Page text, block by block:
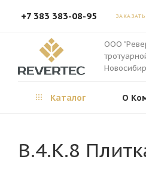
+7 383 383-08-95
ООО
Каталог О
В.4.К.8